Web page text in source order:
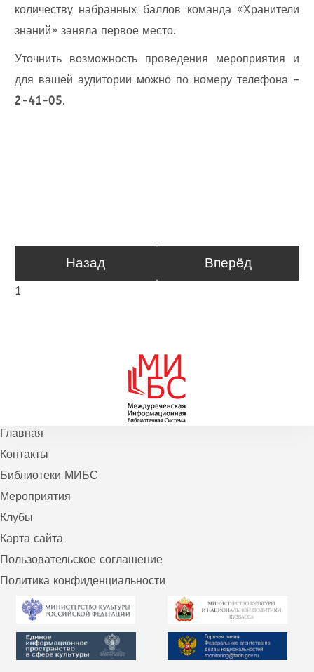
количеству набранных баллов команда «Хранители
знаний» заняла первое место.
Уточнить возможность проведения мероприятия и
для вашей аудитории можно по номеру телефона –
2-41-05.
Назад Вперёд
1
Главная
Контакты
Библиотеки МИБС
Мероприятия
Клубы
Карта сайта
Пользовательское соглашение
Политика конфиденциальности